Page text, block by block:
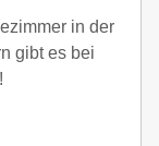
in der
gibt es bei